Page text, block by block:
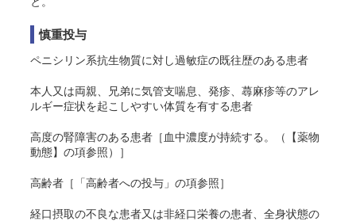
慎重投与
ペニシリン系抗生物質に対し過敏症の既往歴のある患者
本人又は両親、兄弟に気管支喘息、発疹、蕁麻疹等のアレ
ルギー症状を起こしやすい体質を有する患者
高度の腎障害のある患者［血中濃度が持続する。（【薬物
動態】の項参照）］
高齢者［「高齢者への投与」の項参照］
経口摂取の不良な患者又は非経口栄養の患者、全身状態の